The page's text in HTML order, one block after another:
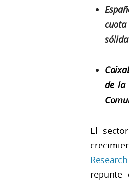
cuota
de la
El
repunte